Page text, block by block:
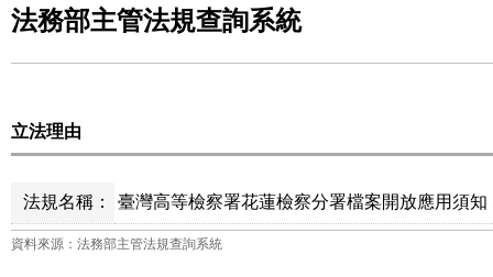
法務部主管法規查詢系統
立法理由
法規名稱： 臺灣高等檢察署花蓮檢察分署檔案開放應用須知
資料來源：法務部主管法規查詢系統